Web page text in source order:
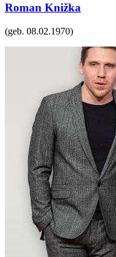
Roman Knižka
(geb. 08.02.1970)